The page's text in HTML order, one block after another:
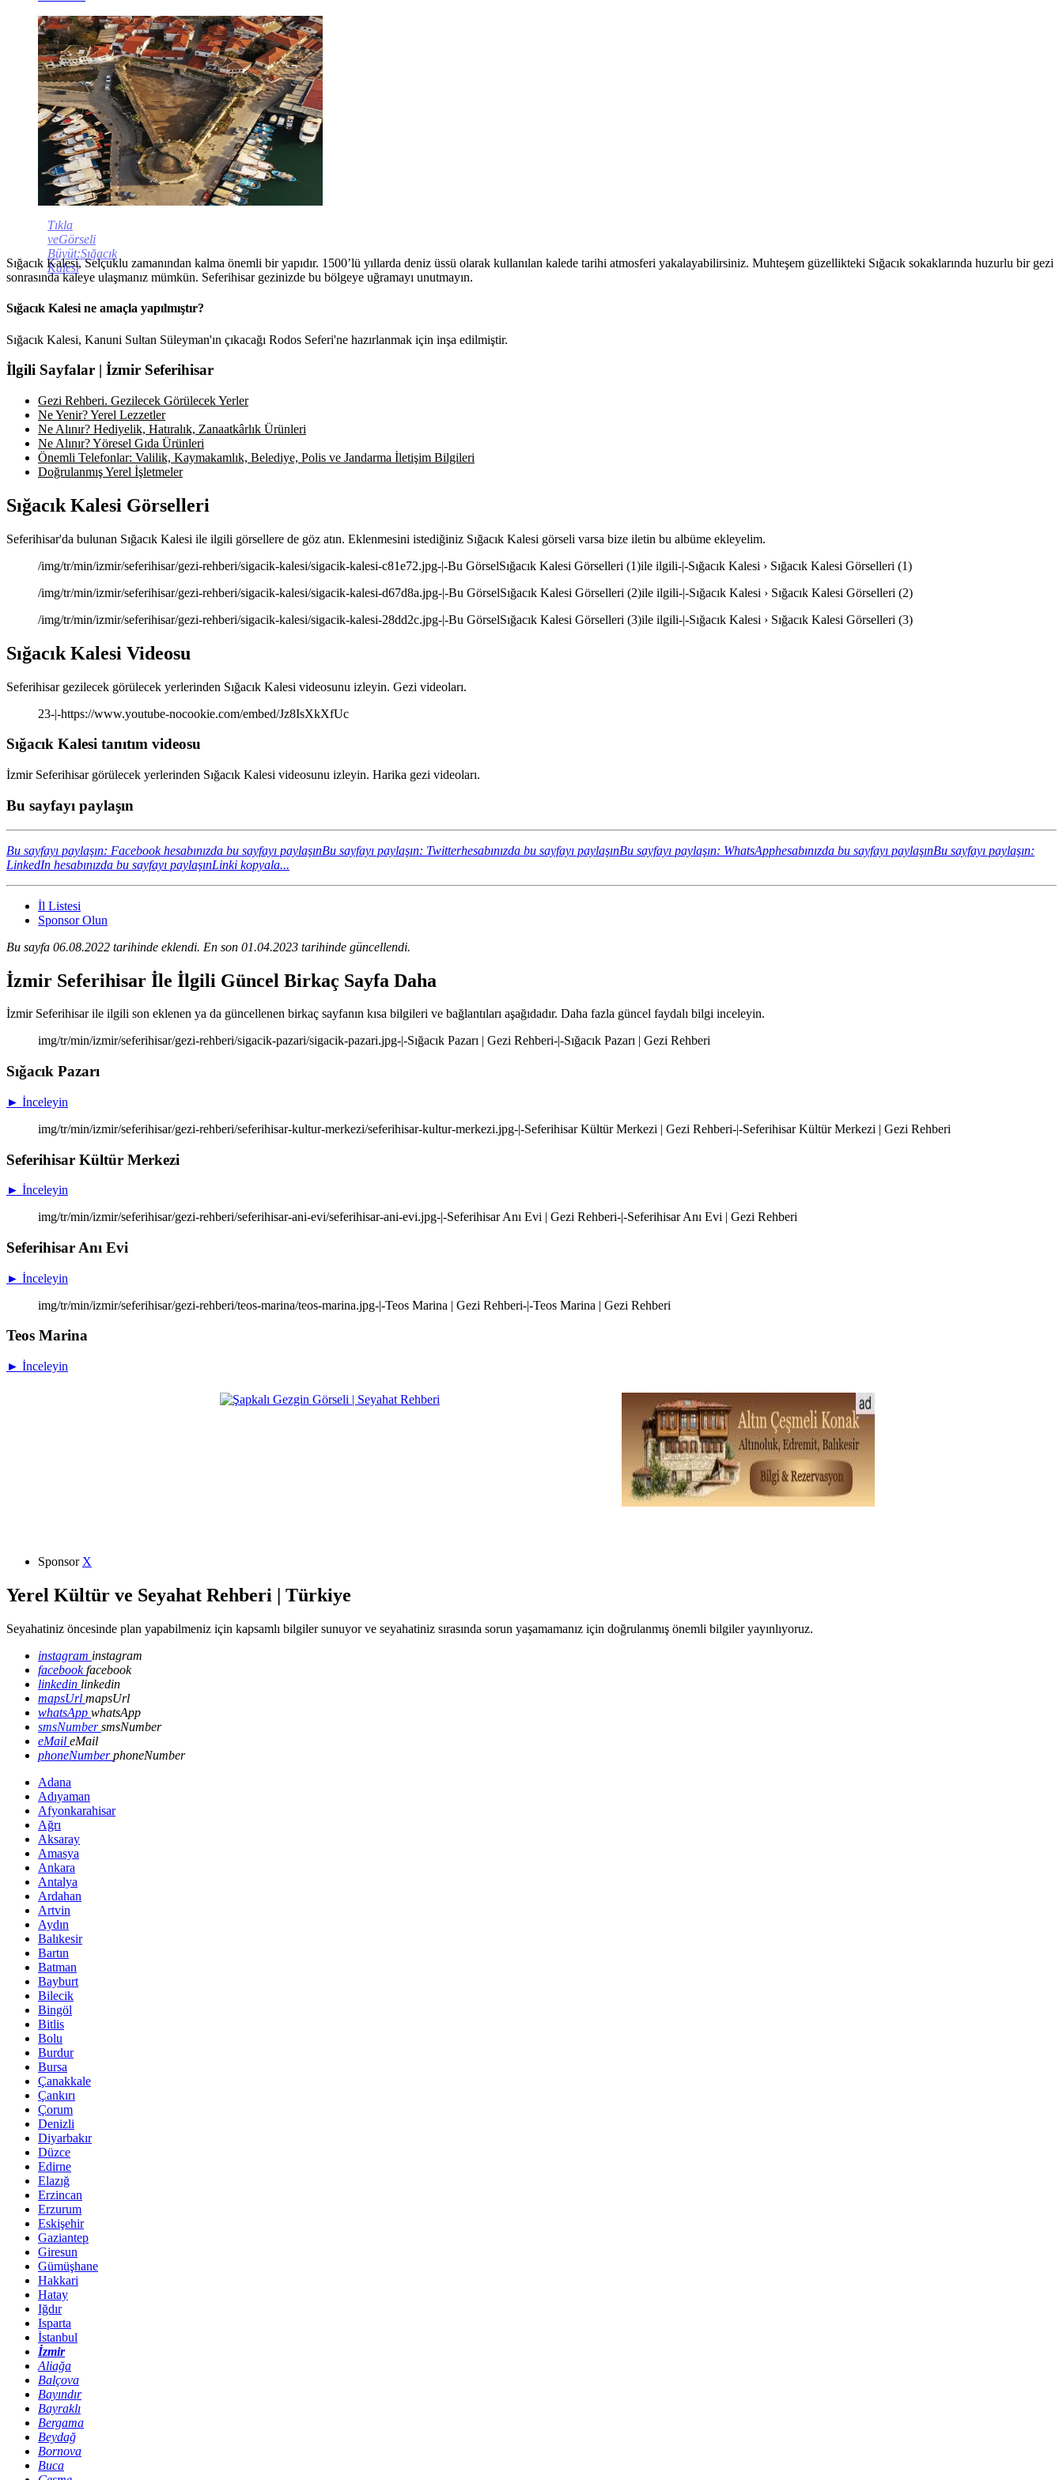
Tıkla
veGörseli
Büyüt:Sığacık
Kalesi
Sığacık Kalesi, Selçuklu zamanından kalma önemli bir yapıdır. 1500’lü yıllarda deniz üssü olarak kullanılan kalede tarihi atmosferi yakalayabilirsiniz. Muhteşem güzellikteki Sığacık sokaklarında huzurlu bir gezi
sonrasında kaleye ulaşmanız mümkün. Seferihisar gezinizde bu bölgeye uğramayı unutmayın.
Sığacık Kalesi ne amaçla yapılmıştır?
Sığacık Kalesi, Kanuni Sultan Süleyman'ın çıkacağı Rodos Seferi'ne hazırlanmak için inşa edilmiştir.
İlgili Sayfalar | İzmir Seferihisar
Gezi Rehberi. Gezilecek Görülecek Yerler
Ne Yenir? Yerel Lezzetler
Ne Alınır? Hediyelik, Hatıralık, Zanaatkârlık Ürünleri
Ne Alınır? Yöresel Gıda Ürünleri
Önemli Telefonlar: Valilik, Kaymakamlık, Belediye, Polis ve Jandarma İletişim Bilgileri
Doğrulanmış Yerel İşletmeler
Sığacık Kalesi Görselleri
Seferihisar'da bulunan Sığacık Kalesi ile ilgili görsellere de göz atın. Eklenmesini istediğiniz Sığacık Kalesi görseli varsa bize iletin bu albüme ekleyelim.
/img/tr/min/izmir/seferihisar/gezi-rehberi/sigacik-kalesi/sigacik-kalesi-c81e72.jpg-|-Bu GörselSığacık Kalesi Görselleri (1)ile ilgili-|-Sığacık Kalesi › Sığacık Kalesi Görselleri (1)
/img/tr/min/izmir/seferihisar/gezi-rehberi/sigacik-kalesi/sigacik-kalesi-d67d8a.jpg-|-Bu GörselSığacık Kalesi Görselleri (2)ile ilgili-|-Sığacık Kalesi › Sığacık Kalesi Görselleri (2)
/img/tr/min/izmir/seferihisar/gezi-rehberi/sigacik-kalesi/sigacik-kalesi-28dd2c.jpg-|-Bu GörselSığacık Kalesi Görselleri (3)ile ilgili-|-Sığacık Kalesi › Sığacık Kalesi Görselleri (3)
Sığacık Kalesi Videosu
Seferihisar gezilecek görülecek yerlerinden Sığacık Kalesi videosunu izleyin. Gezi videoları.
23-|-https://www.youtube-nocookie.com/embed/Jz8IsXkXfUc
Sığacık Kalesi tanıtım videosu
İzmir Seferihisar görülecek yerlerinden Sığacık Kalesi videosunu izleyin. Harika gezi videoları.
Bu sayfayı paylaşın
Bu sayfayı paylaşın: Facebook hesabınızda bu sayfayı paylaşınBu sayfayı paylaşın: Twitterhesabınızda bu sayfayı paylaşınBu sayfayı paylaşın: WhatsApphesabınızda bu sayfayı paylaşınBu sayfayı paylaşın:
LinkedIn hesabınızda bu sayfayı paylaşınLinki kopyala...
İl Listesi
Sponsor Olun
Bu sayfa 06.08.2022 tarihinde eklendi. En son 01.04.2023 tarihinde güncellendi.
İzmir Seferihisar İle İlgili Güncel Birkaç Sayfa Daha
İzmir Seferihisar ile ilgili son eklenen ya da güncellenen birkaç sayfanın kısa bilgileri ve bağlantıları aşağıdadır. Daha fazla güncel faydalı bilgi inceleyin.
img/tr/min/izmir/seferihisar/gezi-rehberi/sigacik-pazari/sigacik-pazari.jpg-|-Sığacık Pazarı | Gezi Rehberi-|-Sığacık Pazarı | Gezi Rehberi
Sığacık Pazarı
► İnceleyin
img/tr/min/izmir/seferihisar/gezi-rehberi/seferihisar-kultur-merkezi/seferihisar-kultur-merkezi.jpg-|-Seferihisar Kültür Merkezi | Gezi Rehberi-|-Seferihisar Kültür Merkezi | Gezi Rehberi
Seferihisar Kültür Merkezi
► İnceleyin
img/tr/min/izmir/seferihisar/gezi-rehberi/seferihisar-ani-evi/seferihisar-ani-evi.jpg-|-Seferihisar Anı Evi | Gezi Rehberi-|-Seferihisar Anı Evi | Gezi Rehberi
Seferihisar Anı Evi
► İnceleyin
img/tr/min/izmir/seferihisar/gezi-rehberi/teos-marina/teos-marina.jpg-|-Teos Marina | Gezi Rehberi-|-Teos Marina | Gezi Rehberi
Teos Marina
► İnceleyin
Sponsor X
Yerel Kültür ve Seyahat Rehberi | Türkiye
Seyahatiniz öncesinde plan yapabilmeniz için kapsamlı bilgiler sunuyor ve seyahatiniz sırasında sorun yaşamamanız için doğrulanmış önemli bilgiler yayınlıyoruz.
instagram instagram
facebookfacebook
linkedin linkedin
mapsUrl mapsUrl
whatsApp whatsApp
smsNumbersmsNumber
eMail eMail
phoneNumberphoneNumber
Adana
Adıyaman
Afyonkarahisar
Ağrı
Aksaray
Amasya
Ankara
Antalya
Ardahan
Artvin
Aydın
Balıkesir
Bartın
Batman
Bayburt
Bilecik
Bingöl
Bitlis
Bolu
Burdur
Bursa
Çanakkale
Çankırı
Çorum
Denizli
Diyarbakır
Düzce
Edirne
Elazığ
Erzincan
Erzurum
Eskişehir
Gaziantep
Giresun
Gümüşhane
Hakkari
Hatay
Iğdır
Isparta
İstanbul
İzmir
Aliağa
Balçova
Bayındır
Bayraklı
Bergama
Beydağ
Bornova
Buca